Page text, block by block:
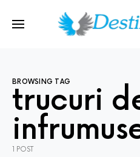
BROWSING TAG
trucuri
1 POST